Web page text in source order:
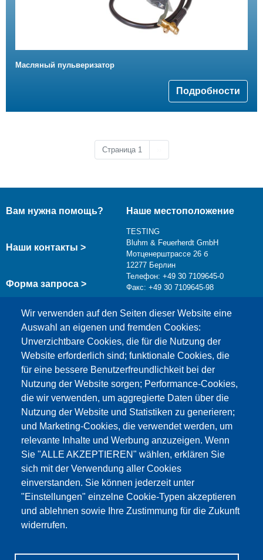
Масляный пульверизатор
Подробности
Страница 1
Wir verwenden auf den Seiten dieser Website eine
Auswahl an eigenen und fremden Cookies:
Unverzichtbare Cookies, die für die Nutzung der
Website erforderlich sind; funktionale Cookies, die
für eine bessere Benutzerfreundlichkeit bei der
Nutzung der Website sorgen; Performance-Cookies,
die wir verwenden, um aggregierte Daten über die
Nutzung der Website und Statistiken zu generieren;
und Marketing-Cookies, die verwendet werden, um
relevante Inhalte und Werbung anzuzeigen. Wenn
Sie "ALLE AKZEPTIEREN" wählen, erklären Sie
sich mit der Verwendung aller Cookies
einverstanden. Sie können jederzeit unter
"Einstellungen" einzelne Cookie-Typen akzeptieren
und ablehnen sowie Ihre Zustimmung für die Zukunft
widerrufen.
Вам нужна помощь?
Наши контакты >
Форма запроса >
Наше местоположение
TESTING
Bluhm & Feuerherdt GmbH
Мотценерштрассе 26 б
12277 Берлин
Телефон: +49 30 7109645-0
Факс: +49 30 7109645-98
info@testing.de
Этот материал заблокирован, потому что
файлы cookie Google Maps не были приняты.
НЕОБХОДИМО ПРИНЯТЬ ТОЛЬКО
ФАЙЛЫ COOKIE GOOGLE MAPS.
Alle Cookies akzeptieren